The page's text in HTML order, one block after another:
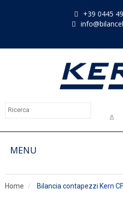
+39 0445
MENU
Home Bilancia contapezzi Kern